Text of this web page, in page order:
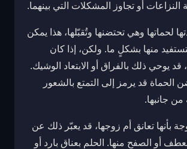
النزاعات أو تجاوز المشكلات التي بينهما.
لحماتها وهي تحتضنها وتُقبّلها، هذا يمكن
منها بشكلٍ ما. ولكن، إذا كان
قد يوحي ذلك بالفراق أو الابتعاد الوشيك.
قد يرمز إلى التمتع بالشعور
من جانبها.
بأنها تعانق أم زوجها، قد يعبّر ذلك عن
أو الصفح منها. الحلم بعناق بارد أو